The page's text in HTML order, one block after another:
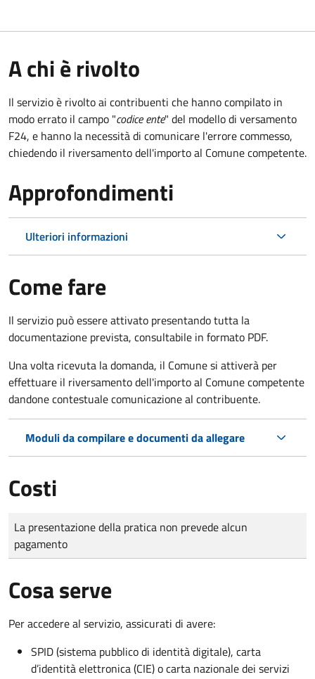
A chi è rivolto
Il servizio è rivolto ai contribuenti che hanno compilato in
modo errato il campo "codice ente" del modello di versamento
F24, e hanno la necessità di comunicare l'errore commesso,
chiedendo il riversamento dell'importo al Comune competente.
Approfondimenti
Ulteriori informazioni
Come fare
Il servizio può essere attivato presentando tutta la
documentazione prevista, consultabile in formato PDF.
Una volta ricevuta la domanda, il Comune si attiverà per
effettuare il riversamento dell'importo al Comune competente
dandone contestuale comunicazione al contribuente.
Moduli da compilare e documenti da allegare
Costi
Tipo di pagamento
Importo
La presentazione della pratica non prevede alcun
pagamento
Cosa serve
Per accedere al servizio, assicurati di avere:
SPID (sistema pubblico di identità digitale), carta
d’identità elettronica (CIE) o carta nazionale dei servizi